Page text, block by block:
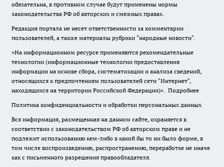
обязательна, в противном случае будут применены нормы
законодательства РФ об авторских и смежных правах.
Редакция портала не несет ответственности за комментарии
пользователей, а также материалы рубрики "народные новости".
«На информационном ресурсе применяются рекомендательные
технологии (информационные технологии предоставления
информации на основе сбора, систематизации и анализа сведений,
относящихся к предпочтениям пользователей сети "Интернет",
находящихся на территории Российской Федерации)». Подробнее
Политика конфиденциальности и обработки персональных данных
Вся информация, размещенная на данном сайте, охраняется в
соответствии с законодательством РФ об авторском праве и не
подлежит использованию кем-либо в какой бы то ни было форме, в
том числе воспроизведению, распространению, переработке не иначе
как с письменного разрешения правообладателя.